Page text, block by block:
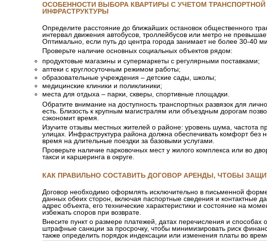
ОСОБЕННОСТИ ВЫБОРА КВАРТИРЫ С УЧЕТОМ
ИНФРАСТРУКТУРЫ
Определите расстояние до ближайших остановок общественного
интервал движения автобусов, троллейбусов или метро не
Оптимально, если путь до центра города занимает не более 30-40
Проверьте наличие основных социальных объектов рядом:
продуктовые магазины и супермаркеты с регулярными поставками;
аптеки с круглосуточным режимом работы;
образовательные учреждения – детские сады, школы;
медицинские клиники и поликлиники;
места для отдыха – парки, скверы, спортивные площадки.
Обратите внимание на доступность транспортных развязок для
есть. Близость к крупным магистралям или объездным дорогам
сэкономит время.
Изучите отзывы местных жителей о районе: уровень шума, частота
улицах. Инфраструктура района должна обеспечивать комфорт без
время на длительные поездки за базовыми услугами.
Проверьте наличие парковочных мест у жилого комплекса или во
такси и каршеринга в округе.
КАК ПРАВИЛЬНО СОСТАВИТЬ ДОГОВОР АРЕНДЫ, ЧТОБЫ
Договор необходимо оформлять исключительно в письменной
данных обеих сторон, включая паспортные сведения и контактные
адрес объекта, его технические характеристики и состояние на
избежать споров при возврате.
Внесите пункт о размере платежей, датах перечисления и способах
штрафные санкции за просрочку, чтобы минимизировать риск
также определить порядок индексации или изменения платы во